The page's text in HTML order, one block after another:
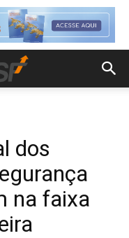
dos
na faixa